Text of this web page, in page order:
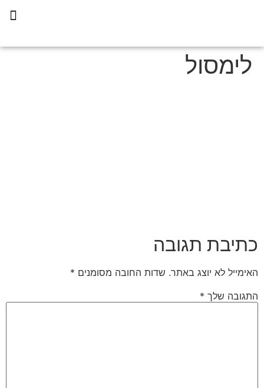
לימסול
כתיבת תגובה
האימייל לא יוצג באתר. שדות החובה מסומנים *
התגובה שלך *